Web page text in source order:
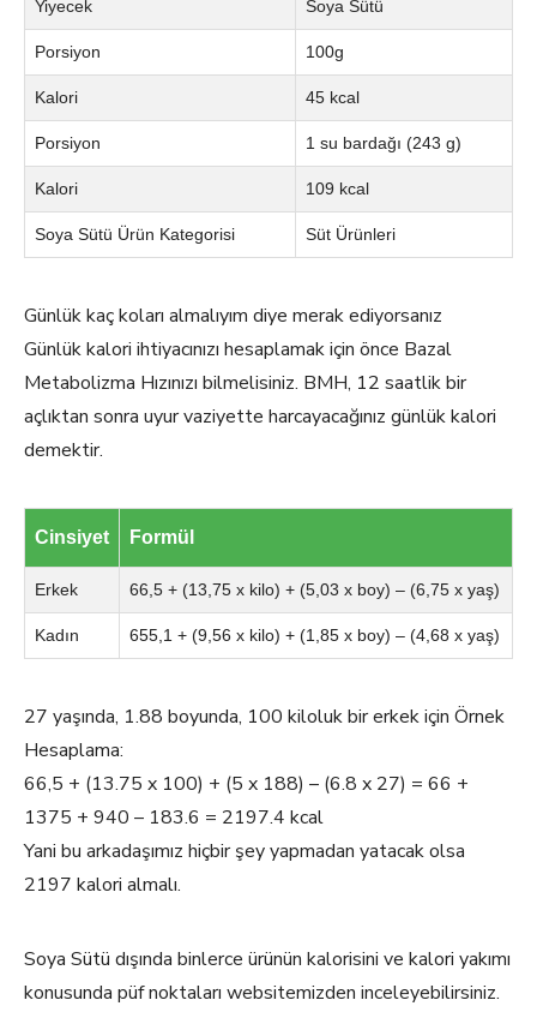
Yiyecek Soya Sütü
Porsiyon 100g
Kalori 45 kcal
Porsiyon 1 su bardağı (243 g)
Kalori 109 kcal
Soya Sütü Ürün Kategorisi Süt Ürünleri
Günlük kaç koları almalıyım diye merak ediyorsanız
Günlük kalori ihtiyacınızı hesaplamak için önce Bazal
Metabolizma Hızınızı bilmelisiniz. BMH, 12 saatlik bir
açlıktan sonra uyur vaziyette harcayacağınız günlük kalori
demektir.
Cinsiyet Formül
Erkek 66,5 + (13,75 x kilo) + (5,03 x boy) – (6,75 x yaş)
Kadın 655,1 + (9,56 x kilo) + (1,85 x boy) – (4,68 x yaş)
27 yaşında, 1.88 boyunda, 100 kiloluk bir erkek için Örnek
Hesaplama:
66,5 + (13.75 x 100) + (5 x 188) – (6.8 x 27) = 66 +
1375 + 940 – 183.6 = 2197.4 kcal
Yani bu arkadaşımız hiçbir şey yapmadan yatacak olsa
2197 kalori almalı.
Soya Sütü dışında binlerce ürünün kalorisini ve kalori yakımı
konusunda püf noktaları websitemizden inceleyebilirsiniz.